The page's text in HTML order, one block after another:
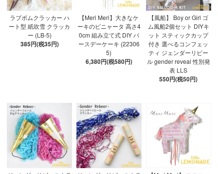
ラブボムクラッカー ハ
ート型 紙吹雪 クラッカ
ー (LB-5)
385円(税35円)
【Meri Meri】大きなケ
ーキのピニャータ 高さ4
0cm 組み立て式 DIY バ
ースデーケーキ (22306
5)
6,380円(税580円)
【風船】 Boy or Girl ゴ
ム風船2個セット DIYキ
ット スティックカップ
付き 選べるコンフェッ
ティ ジェンダーリビー
ル gender reveal 性別発
表 LLS
550円(税50円)